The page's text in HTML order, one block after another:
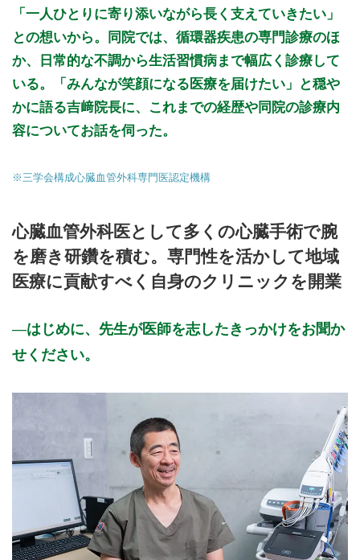
「一人ひとりに寄り添いながら長く支えていきたい」
との想いから。同院では、循環器疾患の専門診療のほ
か、日常的な不調から生活習慣病まで幅広く診療して
いる。「みんなが笑顔になる医療を届けたい」と穏や
かに語る吉﨑院長に、これまでの経歴や同院の診療内
容についてお話を伺った。
※三学会構成心臓血管外科専門医認定機構
心臓血管外科医として多くの心臓手術で腕
を磨き研鑽を積む。専門性を活かして地域
医療に貢献すべく自身のクリニックを開業
はじめに、先生が医師を志したきっかけをお聞か
せください。